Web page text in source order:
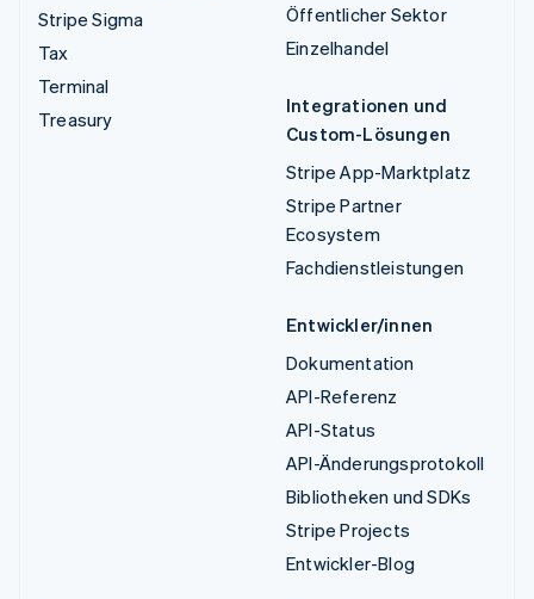
Stripe Sigma
Tax
Terminal
Treasury
Öffentlicher Sektor
Einzelhandel
Integrationen und
Custom-Lösungen
Stripe App-Marktplatz
Stripe Partner
Ecosystem
Fachdienstleistungen
Entwickler/innen
Dokumentation
API-Referenz
API-Status
API-Änderungsprotokoll
Bibliotheken und SDKs
Stripe Projects
Entwickler-Blog